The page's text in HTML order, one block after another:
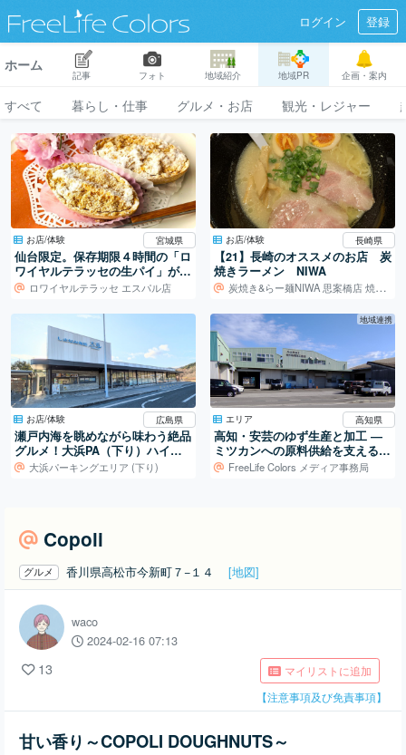
ログイン 登録
ホーム
記事 フォト 地域紹介 地域PR 企画・案内
すべて 暮らし・仕事 グルメ・お店 観光・レジャー
お店/体験 宮城県
仙台限定。保存期限４時間の「ロ
ワイヤルテラッセの生パイ」がネ
ットでお取り寄せ可能になりまし
ロワイヤルテラッセ エスパル店
お店/体験 長崎県
【21】長崎のオススメのお店 炭
焼きラーメン NIWA
炭焼き&らー麺NIWA 思案橋店 焼き鳥
お店/体験 広島県
瀬戸内海を眺めながら味わう絶品
グルメ！大浜PA（下り）ハイウ
ェイショップ
大浜パーキングエリア (下り)
地域連携
エリア 高知県
高知・安芸のゆず生産と加工 ―
ミツカンへの原料供給を支える仕
組みFreeLife Colors メディア事務局
Copoli
グルメ 香川県高松市今新町７−１４ [地図]
waco
2024-02-16 07:13
13
マイリストに追加
【注意事項及び免責事項】
甘い香り～COPOLI DOUGHNUTS～